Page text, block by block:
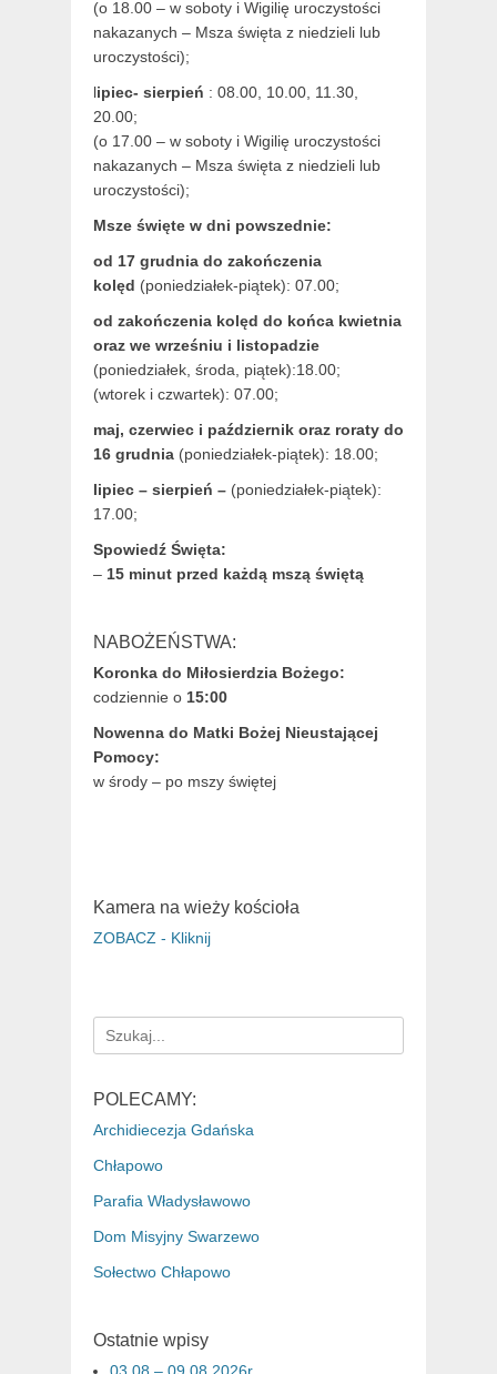
(o 18.00 – w soboty i Wigilię uroczystości
nakazanych – Msza święta z niedzieli lub
uroczystości);
lipiec- sierpień : 08.00, 10.00, 11.30,
20.00;
(o 17.00 – w soboty i Wigilię uroczystości
nakazanych – Msza święta z niedzieli lub
uroczystości);
Msze święte w dni powszednie:
od 17 grudnia do zakończenia
kolęd (poniedziałek-piątek): 07.00;
od zakończenia kolęd do końca kwietnia
oraz we wrześniu i listopadzie
(poniedziałek, środa, piątek):18.00;
(wtorek i czwartek): 07.00;
maj, czerwiec i październik oraz roraty do
16 grudnia (poniedziałek-piątek): 18.00;
lipiec – sierpień – (poniedziałek-piątek):
17.00;
Spowiedź Święta:
– 15 minut przed każdą mszą świętą
NABOŻEŃSTWA:
Koronka do Miłosierdzia Bożego:
codziennie o 15:00
Nowenna do Matki Bożej Nieustającej
Pomocy:
w środy – po mszy świętej
Kamera na wieży kościoła
ZOBACZ - Kliknij
Search
for:
POLECAMY:
Archidiecezja Gdańska
Chłapowo
Parafia Władysławowo
Dom Misyjny Swarzewo
Sołectwo Chłapowo
Ostatnie wpisy
03.08 – 09.08 2026r.